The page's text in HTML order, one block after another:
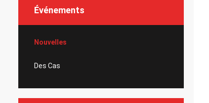
Événements
Nouvelles
Des Cas